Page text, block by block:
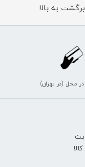
برگشت به بالا
محل (در تهران)